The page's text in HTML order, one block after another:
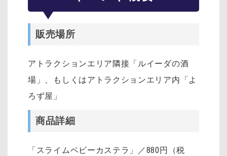
販売場所
アトラクションエリア隣接「ルイーダの酒
場」、もしくはアトラクションエリア内「よ
ろず屋」
商品詳細
「スライムベビーカステラ」／880円（税